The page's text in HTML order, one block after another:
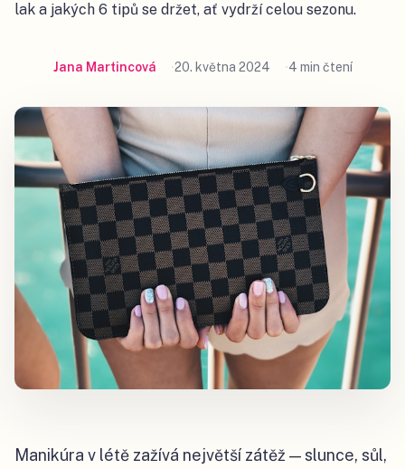
lak a jakých 6 tipů se držet, ať vydrží celou sezonu.
Jana Martincová 20. května 2024 4 min čtení
Manikúra v létě zažívá největší zátěž — slunce, sůl,